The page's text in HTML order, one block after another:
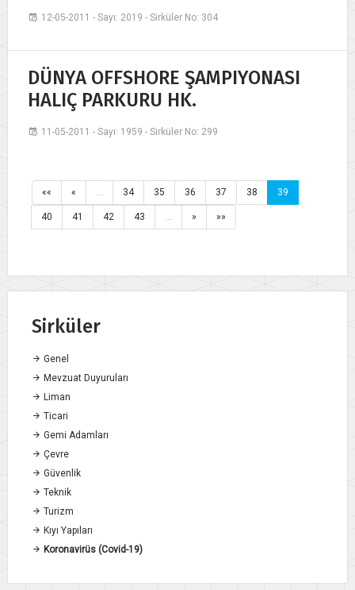
12-05-2011 - Sayı: 2019 - Sirküler No: 304
DÜNYA OFFSHORE ŞAMPIYONASI
HALIÇ PARKURU HK.
11-05-2011 - Sayı: 1959 - Sirküler No: 299
«« « … 34 35 36 37 38 39
40 41 42 43 … » »»
Sirküler
Genel
Mevzuat Duyuruları
Liman
Ticari
Gemi Adamları
Çevre
Güvenlik
Teknik
Turizm
Kıyı Yapıları
Koronavirüs (Covid-19)